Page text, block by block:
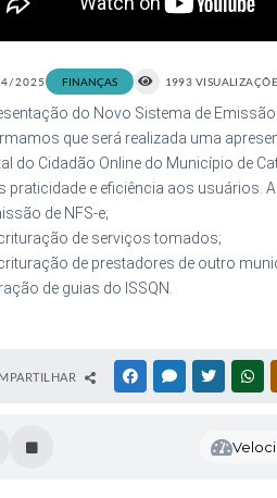
2025 FINANÇAS 1993
do Novo Sistema de
que será realizada uma
do Cidadão Online do Município de
praticidade e eficiência aos usuários.
de NFS-e;
de serviços tomados;
de prestadores de outro
de guias do ISSQN.
FACEBOOKMESSENGER
TWITTER